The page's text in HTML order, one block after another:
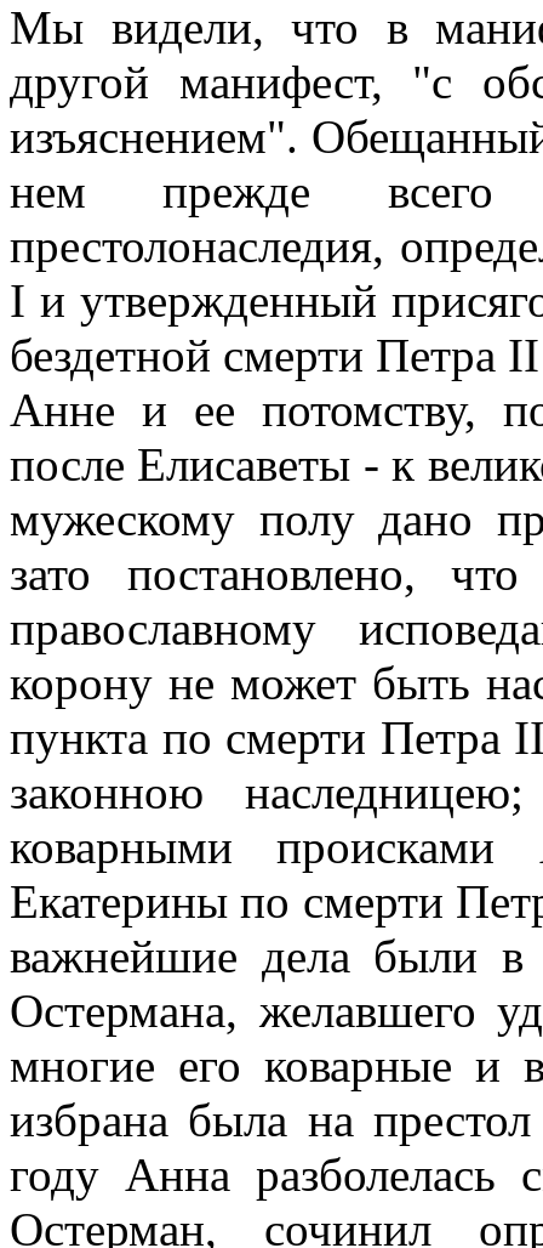
Мы видели, что в
другой манифест, "с
изъяснением".
нем прежде всего
престолонаследия,
I и утвержденный
бездетной смерти Петра
Анне и ее потомству,
после Елисаветы - к
мужескому полу дано
зато постановлено,
православному
корону не может быть
пункта по смерти Петра
законною
коварными происками
Екатерины по смерти
важнейшие дела были в
Остермана, желавшего
многие его коварные и
избрана была на
году Анна разболелась
Остерман, сочинил